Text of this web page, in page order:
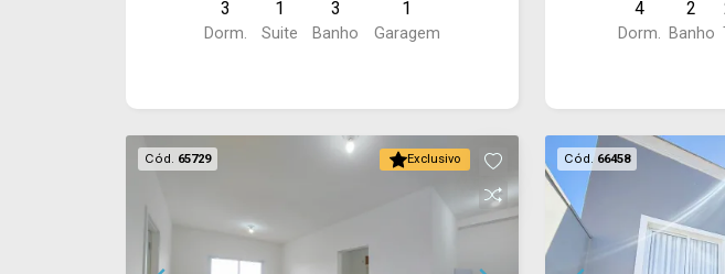
embutido, cozinha espaçosa, área de
serviço, dependência para empregada
portaria 24 horas, jardim com área de
descanso e salão de festas, parquinho
Localização excelente no centro da
cidade, próximo da rede bancária,
3
Dorm.
1
Suite
3
Banho
1
Garagem
4
Dorm.
2
Banho
Exclusivo
Cód. 65729 Cód. 66458